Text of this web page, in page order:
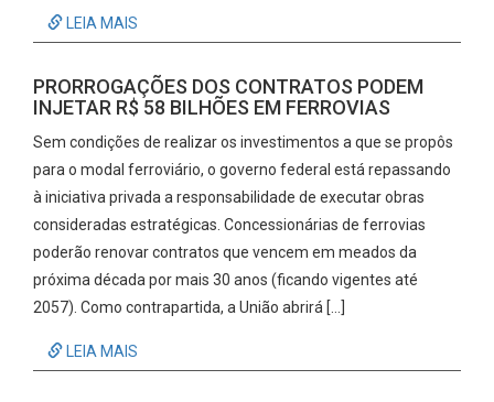
LEIA MAIS
PRORROGAÇÕES DOS CONTRATOS PODEM
INJETAR R$ 58 BILHÕES EM FERROVIAS
Sem condições de realizar os investimentos a que se propôs
para o modal ferroviário, o governo federal está repassando
à iniciativa privada a responsabilidade de executar obras
consideradas estratégicas. Concessionárias de ferrovias
poderão renovar contratos que vencem em meados da
próxima década por mais 30 anos (ficando vigentes até
2057). Como contrapartida, a União abrirá […]
LEIA MAIS